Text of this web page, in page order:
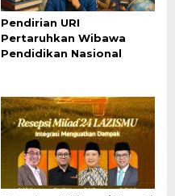
Pendirian URI
Pertaruhkan Wibawa
Pendidikan Nasional